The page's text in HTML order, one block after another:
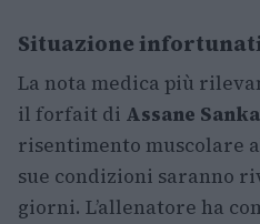
Situazione
La nota medica più
il forfait di Assane
risentimento muscolare
sue condizioni saranno
giorni. L’allenatore ha